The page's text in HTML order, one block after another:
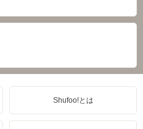
Shufoo!とは